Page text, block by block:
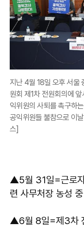
지난 4월 18일 오후 서울
원회 제1차 전원회의에
익위원의 사퇴를 촉구하
공익위원들 불참으로 이
스]
▲5월 31일=근로자
련 사무처장 농성
▲6월 8일=제3차